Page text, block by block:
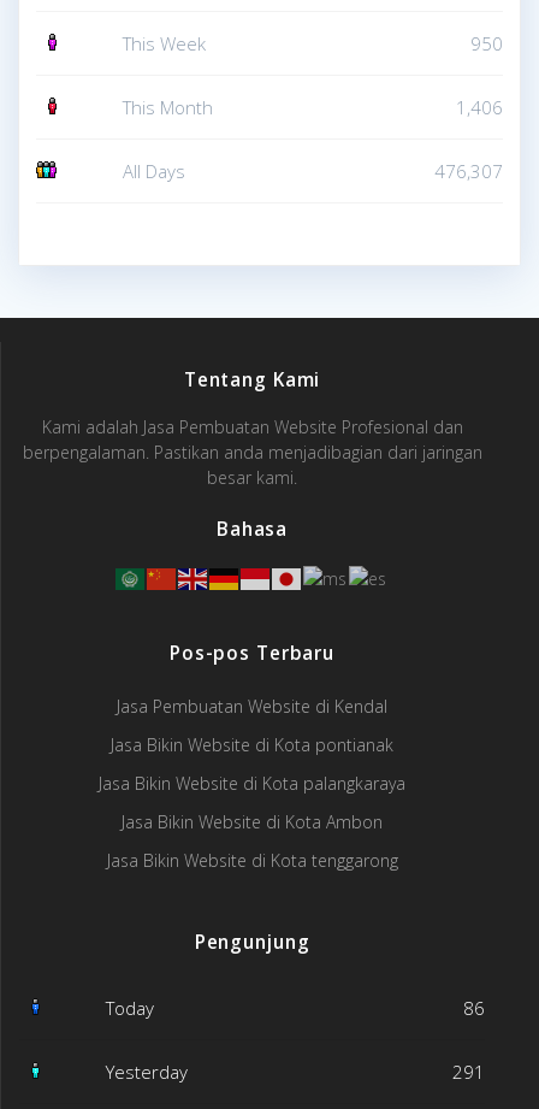
This Week 950
This Month 1,406
All Days 476,307
Tentang Kami
Kami adalah Jasa Pembuatan Website Profesional dan
berpengalaman. Pastikan anda menjadibagian dari jaringan
besar kami.
Bahasa
Pos-pos Terbaru
Jasa Pembuatan Website di Kendal
Jasa Bikin Website di Kota pontianak
Jasa Bikin Website di Kota palangkaraya
Jasa Bikin Website di Kota Ambon
Jasa Bikin Website di Kota tenggarong
Pengunjung
Today 86
Yesterday 291